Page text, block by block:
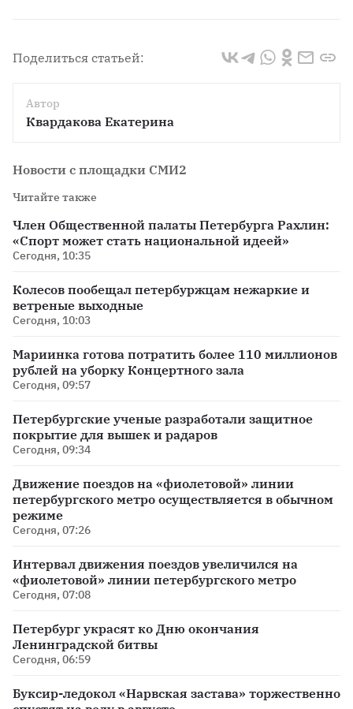
Поделиться статьей:
Автор
Квардакова Екатерина
Новости с площадки СМИ2
Читайте также
Член Общественной палаты Петербурга Рахлин:
«Спорт может стать национальной идеей»
Сегодня, 10:35
Колесов пообещал петербуржцам нежаркие и
ветреные выходные
Сегодня, 10:03
Мариинка готова потратить более 110 миллионов
рублей на уборку Концертного зала
Сегодня, 09:57
Петербургские ученые разработали защитное
покрытие для вышек и радаров
Сегодня, 09:34
Движение поездов на «фиолетовой» линии
петербургского метро осуществляется в обычном
режиме
Сегодня, 07:26
Интервал движения поездов увеличился на
«фиолетовой» линии петербургского метро
Сегодня, 07:08
Петербург украсят ко Дню окончания
Ленинградской битвы
Сегодня, 06:59
Буксир-ледокол «Нарвская застава» торжественно